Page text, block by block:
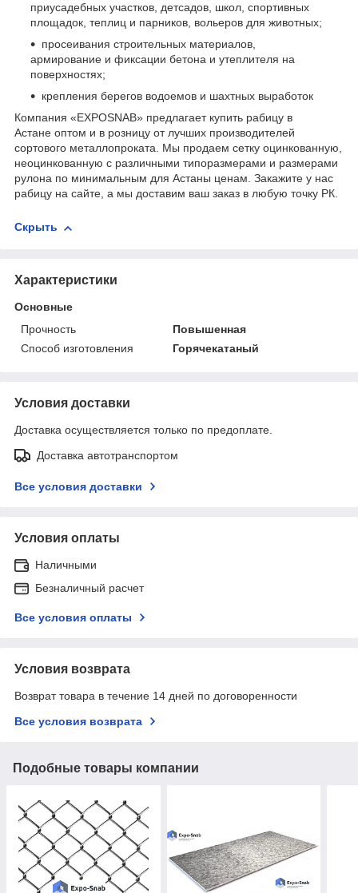
приусадебных участков, детсадов, школ, спортивных
площадок, теплиц и парников, вольеров для животных;
просеивания строительных материалов,
армирование и фиксации бетона и утеплителя на
поверхностях;
крепления берегов водоемов и шахтных выработок
Компания «EXPOSNAB» предлагает купить рабицу в
Астане оптом и в розницу от лучших производителей
сортового металлопроката. Мы продаем сетку оцинкованную,
неоцинкованную с различными типоразмерами и размерами
рулона по минимальным для Астаны ценам. Закажите у нас
рабицу на сайте, а мы доставим ваш заказ в любую точку РК.
Скрыть
Характеристики
Основные
Прочность
Повышенная
Способ изготовления
Горячекатаный
Условия доставки
Доставка осуществляется только по предоплате.
Доставка автотранспортом
Все условия доставки
Условия оплаты
Наличными
Безналичный расчет
Все условия оплаты
Условия возврата
Возврат товара в течение 14 дней по договоренности
Все условия возврата
Подобные товары компании